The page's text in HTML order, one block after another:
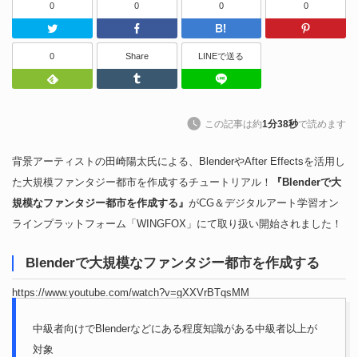
0
Twitter
0
Facebook
0
はてなブッ
0
0
Feedly
Share
Tumblr
LINEで送る
この記事は約1分38秒で読めます
背景アーティストの田崎陽太氏による、BlenderやAfter Effectsを活用し
た大規模ファンタジー都市を作成するチュートリアル！
『Blenderで大
規模なファンタジー都市を作成する』 がCG＆デジタルアート学習オン
ラインプラットフォーム「WINGFOX」にて取り扱い開始されました！
Blenderで大規模なファンタジー都市を作成する
https://www.youtube.com/watch?v=gXXVrBTqsMM
中級者向けでBlenderなどにある程度知識がある中級者以上が
対象